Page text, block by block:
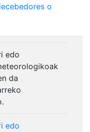
o
edo
da
edo